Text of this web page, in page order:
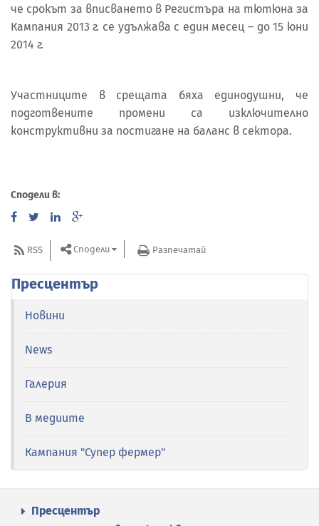
че срокът за вписването в Регистъра на тютюна за
Кампания 2013 г. се удължава с един месец – до 15 юни
2014 г.
Участниците в срещата бяха единодушни, че
подготвените промени са изключително
конструктивни за постигане на баланс в сектора.
Сподели в:
RSS Сподели Разпечатай
Пресцентър
Новини
News
Галерия
В медиите
Кампания "Супер фермер"
Пресцентър